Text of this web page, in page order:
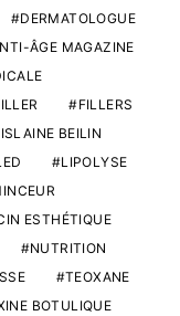
DERMATOLOGUE
ÂGE MAGAZINE
FILLERS
BEILIN
LIPOLYSE
ESTHÉTIQUE
NUTRITION
TEOXANE
BOTULIQUE